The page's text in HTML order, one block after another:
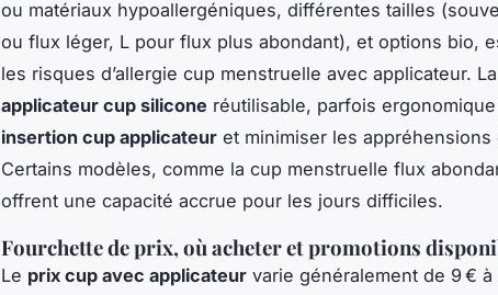
ou matériaux hypoallergéniques, différentes tailles
ou flux léger, L pour flux plus abondant), et options bio,
les risques d’allergie cup menstruelle avec applicateur.
applicateur cup silicone réutilisable, parfois
insertion cup applicateur et minimiser les appréhensions
Certains modèles, comme la cup menstruelle flux
offrent une capacité accrue pour les jours difficiles.
Fourchette de prix, où acheter et promotions
Le prix cup avec applicateur varie généralement de 9 €